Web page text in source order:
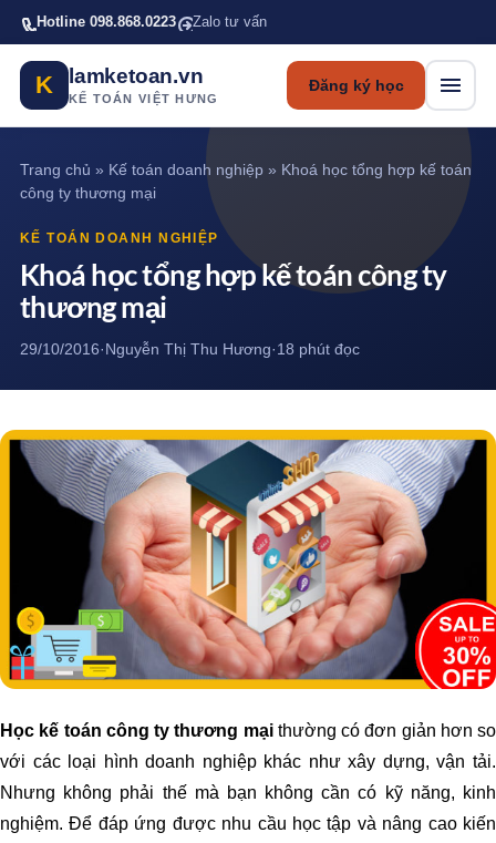
Bỏ qua tới nội dung chính
Hotline 098.868.0223 Zalo tư vấn
K lamketoan.vn
KẾ TOÁN VIỆT HƯNG
Đăng ký học
Trang chủ » Kế toán doanh nghiệp» Khoá học tổng hợp kế toán
công ty thương mại
KẾ TOÁN DOANH NGHIỆP
Khoá học tổng hợp kế toán công ty
thương mại
29/10/2016·Nguyễn Thị Thu Hương·18 phút đọc
Học kế toán công ty thương mạithường có đơn giản hơn so
với các loại hình doanh nghiệp khác như xây dựng, vận tải.
Nhưng không phải thế mà bạn không cần có kỹ năng, kinh
nghiệm. Để đáp ứng được nhu cầu học tập và nâng cao kiến